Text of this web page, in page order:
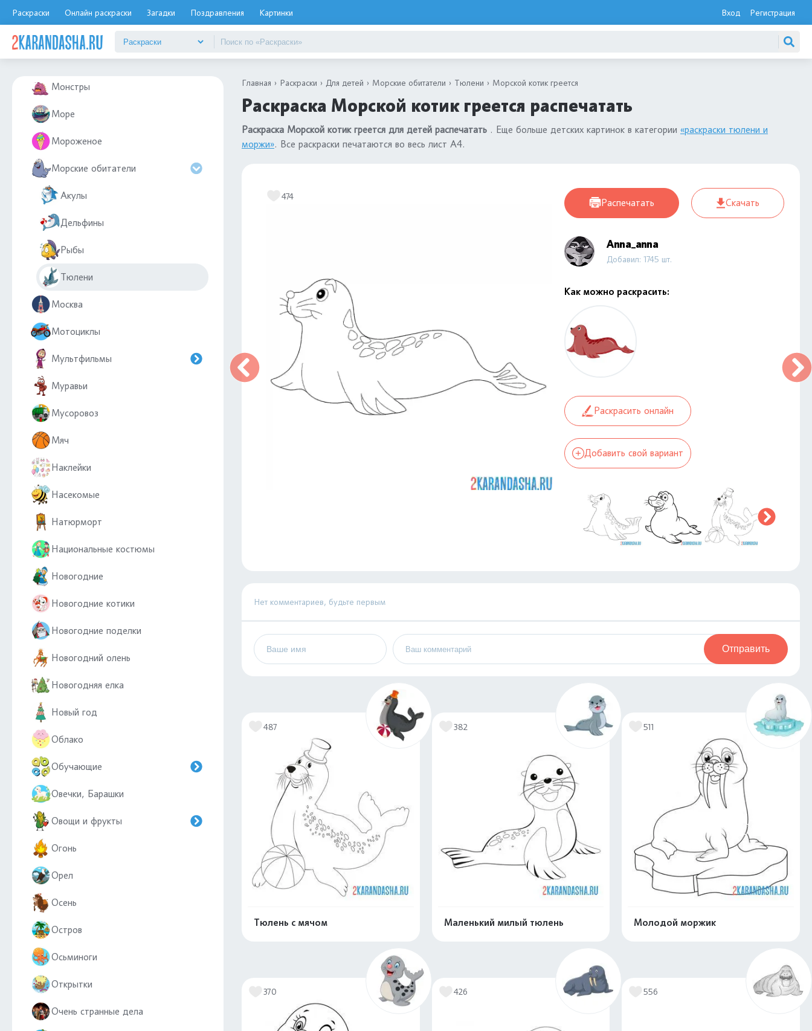
Раскраски Онлайн раскраски Загадки Поздравления Картинки Вход Регистрация
Монстр-Трак
Монстры
Море
Мороженое
Морские обитатели
Акулы
Дельфины
Рыбы
Тюлени
Москва
Мотоциклы
Мультфильмы
Муравьи
Мусоровоз
Мяч
Наклейки
Насекомые
Натюрморт
Национальные костюмы
Новогодние
Новогодние котики
Новогодние поделки
Новогодний олень
Новогодняя елка
Новый год
Облако
Обучающие
Овечки, Барашки
Овощи и фрукты
Огонь
Орел
Осень
Остров
Осьминоги
Открытки
Очень странные дела
Главная Раскраски Для детей Морские обитатели Тюлени Морской котик греется
Раскраска Морской котик греется распечатать
Раскраска Морской котик греется для детей распечатать . Еще больше детских картинок в категории «раскраски тюлени и
моржи». Все раскраски печатаются во весь лист А4.
474
Распечатать Скачать
Anna_anna
Добавил: 1745 шт.
Как можно раскрасить:
Раскрасить онлайн
Добавить свой вариант
Нет комментариев, будьте первым
Отправить
487
Тюлень с мячом
382
Маленький милый тюлень
511
Молодой моржик
370 426 556